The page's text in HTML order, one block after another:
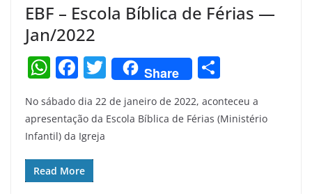
EBF – Escola Bíblica de Férias —
Jan/2022
W
h
at
s
A
p
F
a
c
e
b
o
T
w
itt
Share
ar
No sábado dia 22 de janeiro de 2022, aconteceu a
apresentação da Escola Bíblica de Férias (Ministério
Infantil) da Igreja
Read More